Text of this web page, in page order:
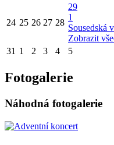
24 25 26 27 28
29
1
Sousedská
Zobrazit
31 1 2 3 4 5
Fotogalerie
Náhodná fotogalerie